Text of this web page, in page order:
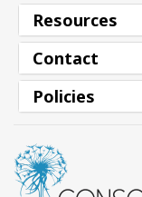
Resources
Contact
Policies